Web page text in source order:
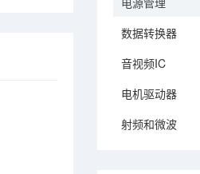
数据转换器
音视频IC
电机驱动器
射频和微波